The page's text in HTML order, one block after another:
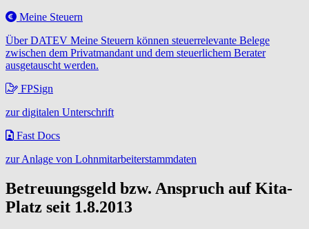
Meine Steuern
Über DATEV Meine Steuern können steuerrelevante Belege
zwischen dem Privatmandant und dem steuerlichem Berater
ausgetauscht werden.
FPSign
zur digitalen Unterschrift
Fast Docs
zur Anlage von Lohnmitarbeiterstammdaten
Betreuungsgeld bzw. Anspruch auf Kita-
Platz seit 1.8.2013